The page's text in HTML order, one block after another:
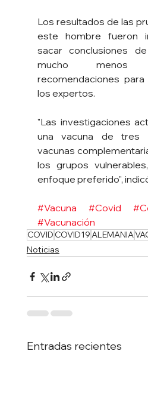
Los resultados de las
este hombre fueron
sacar conclusiones
mucho menos
recomendaciones
los expertos.
"Las investigaciones
una vacuna de tres
vacunas
los grupos
enfoque preferido",
#Vacuna #Covid
#Vacunación
COVID COVID19ALEMANIA
Noticias
Entradas recientes